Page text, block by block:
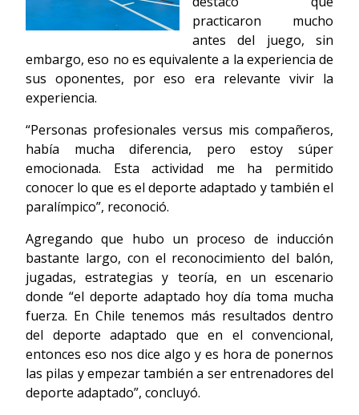
practicaron mucho
antes del juego, sin
embargo, eso no es equivalente a la experiencia de
sus oponentes, por eso era relevante vivir la
experiencia.
“Personas profesionales versus mis compañeros,
había mucha diferencia, pero estoy súper
emocionada. Esta actividad me ha permitido
conocer lo que es el deporte adaptado y también el
paralímpico”, reconoció.
Agregando que hubo un proceso de inducción
bastante largo, con el reconocimiento del balón,
jugadas, estrategias y teoría, en un escenario
donde “el deporte adaptado hoy día toma mucha
fuerza. En Chile tenemos más resultados dentro
del deporte adaptado que en el convencional,
entonces eso nos dice algo y es hora de ponernos
las pilas y empezar también a ser entrenadores del
deporte adaptado”, concluyó.